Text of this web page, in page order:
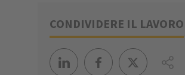
CONDIVIDERE IL LAVORO